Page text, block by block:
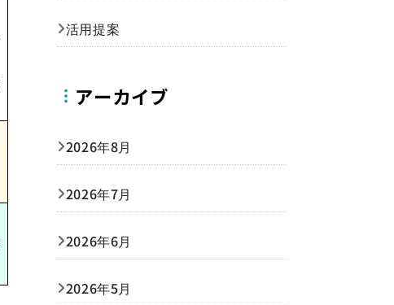
活用提案
アーカイブ
2026年8月
2026年7月
2026年6月
2026年5月